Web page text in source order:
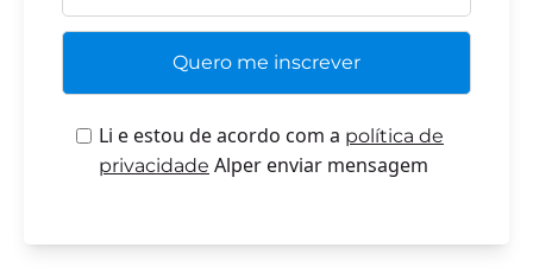
Li e estou de acordo com a política de
privacidade Alper enviar mensagem